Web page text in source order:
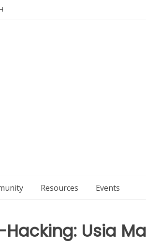
Resources Events
Hacking: Usia